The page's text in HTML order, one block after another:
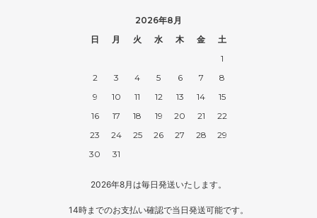
2026年8月
日
月 火 水 木 金
土
1
2
3 4 5 6 7
8
9
10 11 12 13 14
15
16
17 18 19 20 21
22
23
24 25 26 27 28
29
30
31
2026年8月は毎日発送いたします。
14時までのお支払い確認で当日発送可能です。